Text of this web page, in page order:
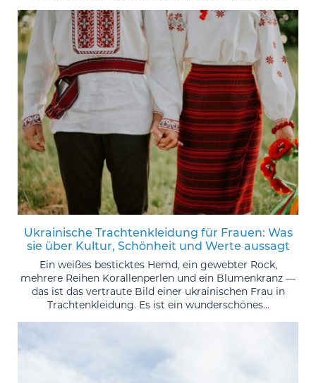
Ukrainische Trachtenkleidung für Frauen: Was
sie über Kultur, Schönheit und Werte aussagt
Ein weißes besticktes Hemd, ein gewebter Rock,
mehrere Reihen Korallenperlen und ein Blumenkranz —
das ist das vertraute Bild einer ukrainischen Frau in
Trachtenkleidung. Es ist ein wunderschönes...